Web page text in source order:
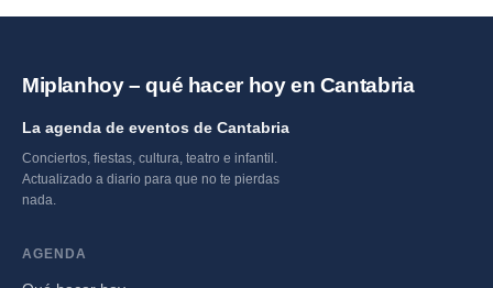
Miplanhoy – qué hacer hoy en Cantabria
La agenda de eventos de Cantabria
Conciertos, fiestas, cultura, teatro e infantil.
Actualizado a diario para que no te pierdas
nada.
AGENDA